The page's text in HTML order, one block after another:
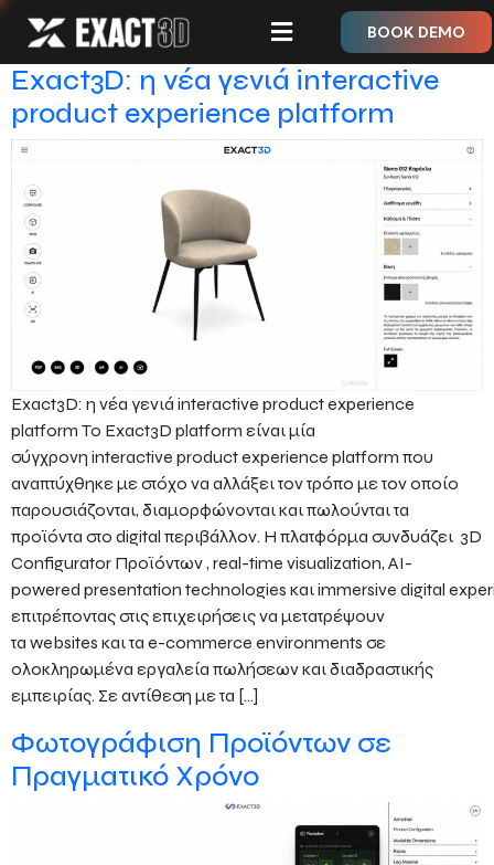
BOOK DEMO
Exact3D: η νέα γενιά interactive
product experience platform
Exact3D: η νέα γενιά interactive product experience
platform Το Exact3D platform είναι μία
σύγχρονη interactive product experience platform που
αναπτύχθηκε με στόχο να αλλάξει τον τρόπο με τον οποίο
παρουσιάζονται, διαμορφώνονται και πωλούνται τα
προϊόντα στο digital περιβάλλον. Η πλατφόρμα συνδυάζει 3D
Configurator Προϊόντων , real-time visualization, AI-
powered presentation technologies και immersive digital
επιτρέποντας στις επιχειρήσεις να μετατρέψουν
τα websites και τα e-commerce environments σε
ολοκληρωμένα εργαλεία πωλήσεων και διαδραστικής
εμπειρίας. Σε αντίθεση με τα […]
Φωτογράφιση Προϊόντων σε
Πραγματικό Χρόνο